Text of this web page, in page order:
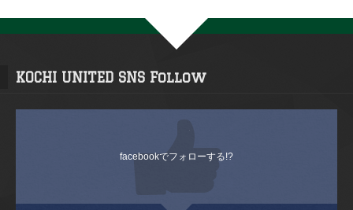
KOCHI UNITED SNS Follow
facebookでフォローする!?